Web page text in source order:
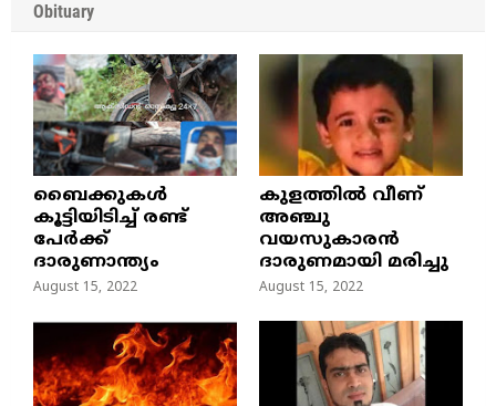
Obituary
ബൈക്കുകൾ
കൂട്ടിയിടിച്ച് രണ്ട്
പേർക്ക്
ദാരുണാന്ത്യം
August 15, 2022
കുളത്തില്‍ വീണ്
അഞ്ചു
വയസുകാരന്‍
ദാരുണമായി മരിച്ചു
August 15, 2022